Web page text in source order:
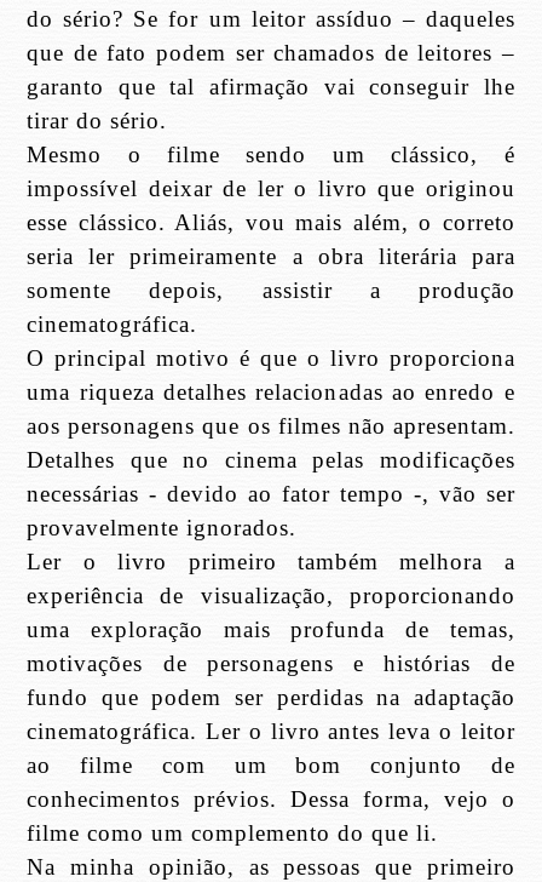
do sério? Se for um leitor assíduo – daqueles
que de fato podem ser chamados de leitores –
garanto que tal afirmação vai conseguir lhe
tirar do sério.
Mesmo o filme sendo um clássico, é
impossível deixar de ler o livro que originou
esse clássico. Aliás, vou mais além, o correto
seria ler primeiramente a obra literária para
somente depois, assistir a produção
cinematográfica.
O principal motivo é que o livro proporciona
uma riqueza detalhes relacionadas ao enredo e
aos personagens que os filmes não apresentam.
Detalhes que no cinema pelas modificações
necessárias - devido ao fator tempo -, vão ser
provavelmente ignorados.
Ler o livro primeiro também melhora a
experiência de visualização, proporcionando
uma exploração mais profunda de temas,
motivações de personagens e histórias de
fundo que podem ser perdidas na adaptação
cinematográfica. Ler o livro antes leva o leitor
ao filme com um bom conjunto de
conhecimentos prévios. Dessa forma, vejo o
filme como um complemento do que li.
Na minha opinião, as pessoas que primeiro